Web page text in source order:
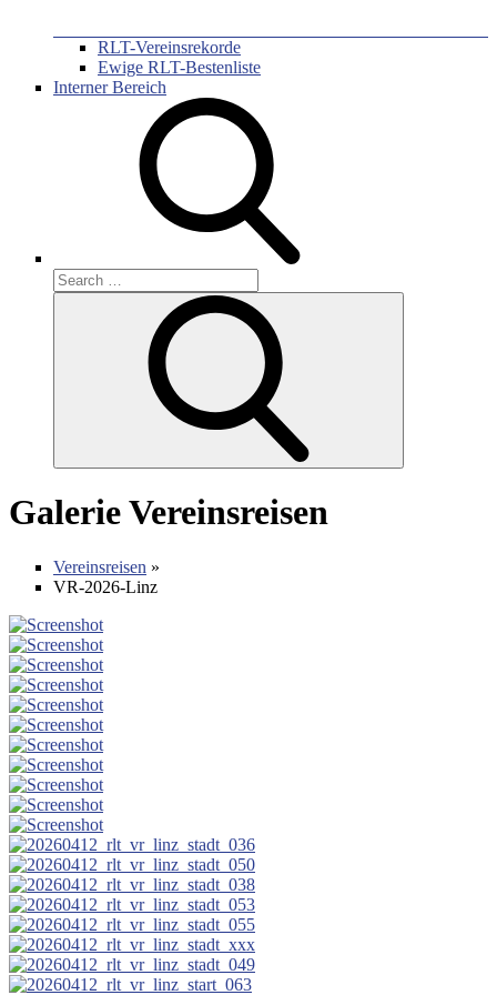
RLT-Vereinsrekorde
Ewige RLT-Bestenliste
Interner Bereich
Search
for:
Galerie Vereinsreisen
Vereinsreisen »
VR-2026-Linz